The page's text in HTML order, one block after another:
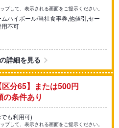
プして、表示される画面をご提示ください。
ハイボール/当社食事券,他値引,セー
用不可
詳細を見る
分65】または500円
条件あり
も利用可)
プして、表示される画面をご提示ください。